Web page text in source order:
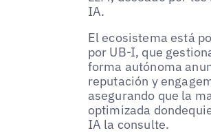
IA.
El ecosistema está
por UB-I, que
forma autónoma
reputación y
asegurando que la
optimizada
IA la consulte.